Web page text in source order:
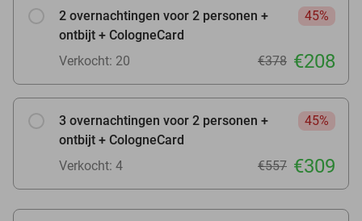
2 overnachtingen voor 2 personen +
ontbijt + CologneCard
45%
Verkocht: 20 €378 €208
3 overnachtingen voor 2 personen +
ontbijt + CologneCard
45%
Verkocht: 4 €557 €309